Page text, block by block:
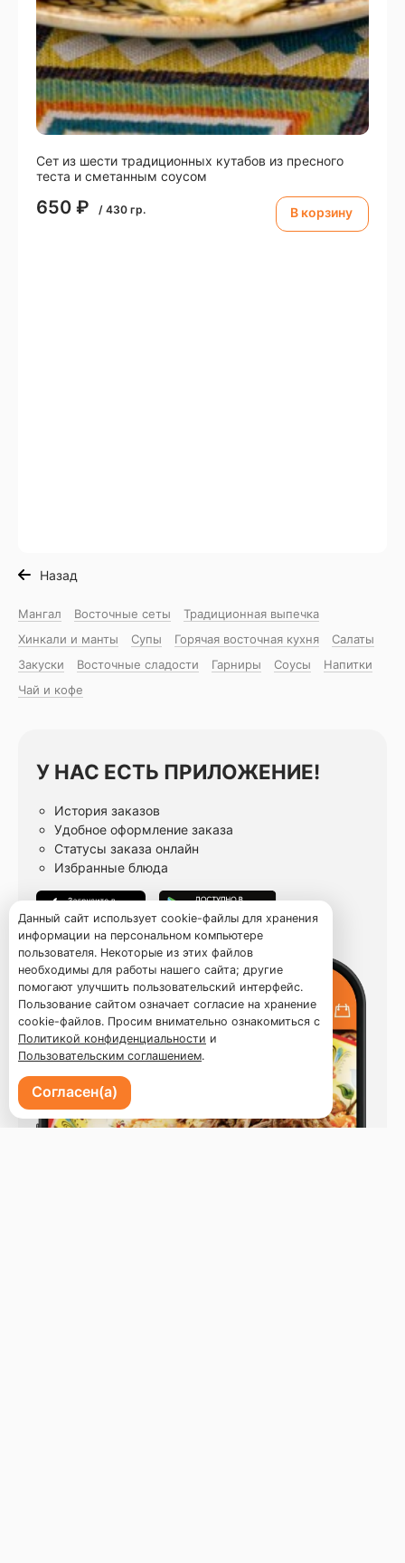
Сет из шести традиционныx кутабов из пресного
теста и сметанным соусом
650 ₽ / 430 гр. В корзину
Назад
Мангал Восточные сеты
Традиционная выпечка
Хинкали и манты
Супы Горячая восточная куxня
Салаты
Закуски
Восточные сладости Гарниры Соусы
Напитки
Чай и кофе
У НАС ЕСТЬ ПРИЛОЖЕНИЕ!
История заказов
Удобное оформление заказа
Статусы заказа онлайн
Избранные блюда
Данный сайт использует cookie-файлы для хранения
информации на персональном компьютере
пользователя. Некоторые из этих файлов
необходимы для работы нашего сайта; другие
помогают улучшить пользовательский интерфейс.
Пользование сайтом означает согласие на хранение
cookie-файлов. Просим внимательно ознакомиться с
Политикой конфиденциальности и
Пользовательским соглашением.
Согласен(а)